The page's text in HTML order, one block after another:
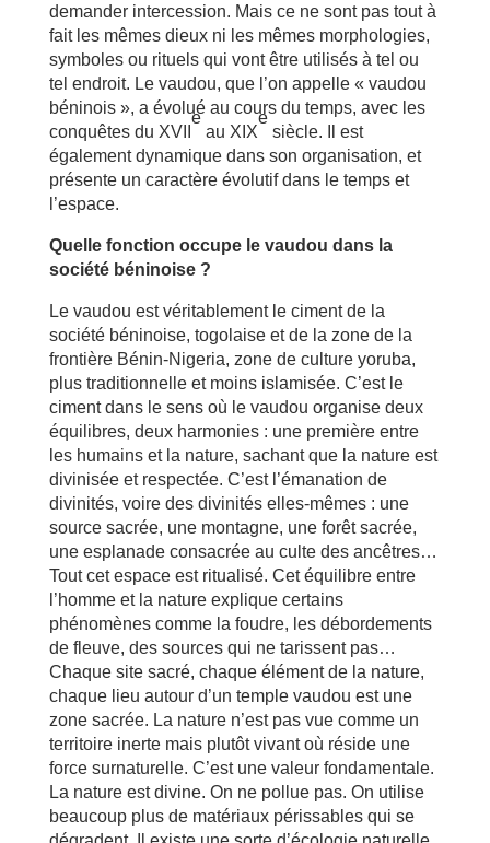
demander intercession. Mais ce ne sont pas tout à
fait les mêmes dieux ni les mêmes morphologies,
symboles ou rituels qui vont être utilisés à tel ou
tel endroit. Le vaudou, que l’on appelle « vaudou
béninois », a évolué au cours du temps, avec les
conquêtes du XVII
e
au XIX
e
siècle. Il est
également dynamique dans son organisation, et
présente un caractère évolutif dans le temps et
l’espace.
Quelle fonction occupe le vaudou dans la
société béninoise ?
Le vaudou est véritablement le ciment de la
société béninoise, togolaise et de la zone de la
frontière Bénin-Nigeria, zone de culture yoruba,
plus traditionnelle et moins islamisée. C’est le
ciment dans le sens où le vaudou organise deux
équilibres, deux harmonies : une première entre
les humains et la nature, sachant que la nature est
divinisée et respectée. C’est l’émanation de
divinités, voire des divinités elles-mêmes : une
source sacrée, une montagne, une forêt sacrée,
une esplanade consacrée au culte des ancêtres…
Tout cet espace est ritualisé. Cet équilibre entre
l’homme et la nature explique certains
phénomènes comme la foudre, les débordements
de fleuve, des sources qui ne tarissent pas…
Chaque site sacré, chaque élément de la nature,
chaque lieu autour d’un temple vaudou est une
zone sacrée. La nature n’est pas vue comme un
territoire inerte mais plutôt vivant où réside une
force surnaturelle. C’est une valeur fondamentale.
La nature est divine. On ne pollue pas. On utilise
beaucoup plus de matériaux périssables qui se